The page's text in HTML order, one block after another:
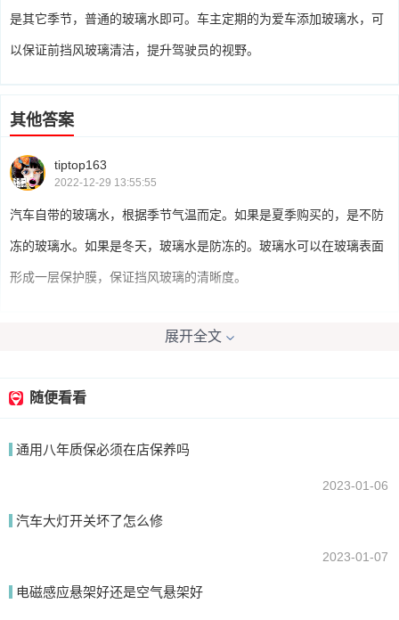
是其它季节，普通的玻璃水即可。车主定期的为爱车添加玻璃水，可
以保证前挡风玻璃清洁，提升驾驶员的视野。
其他答案
tiptop163
2022-12-29 13:55:55
汽车自带的玻璃水，根据季节气温而定。如果是夏季购买的，是不防
冻的玻璃水。如果是冬天，玻璃水是防冻的。玻璃水可以在玻璃表面
形成一层保护膜，保证挡风玻璃的清晰度。
提交
展开全文
随便看看
通用八年质保必须在店保养吗
2023-01-06
汽车大灯开关坏了怎么修
2023-01-07
电磁感应悬架好还是空气悬架好